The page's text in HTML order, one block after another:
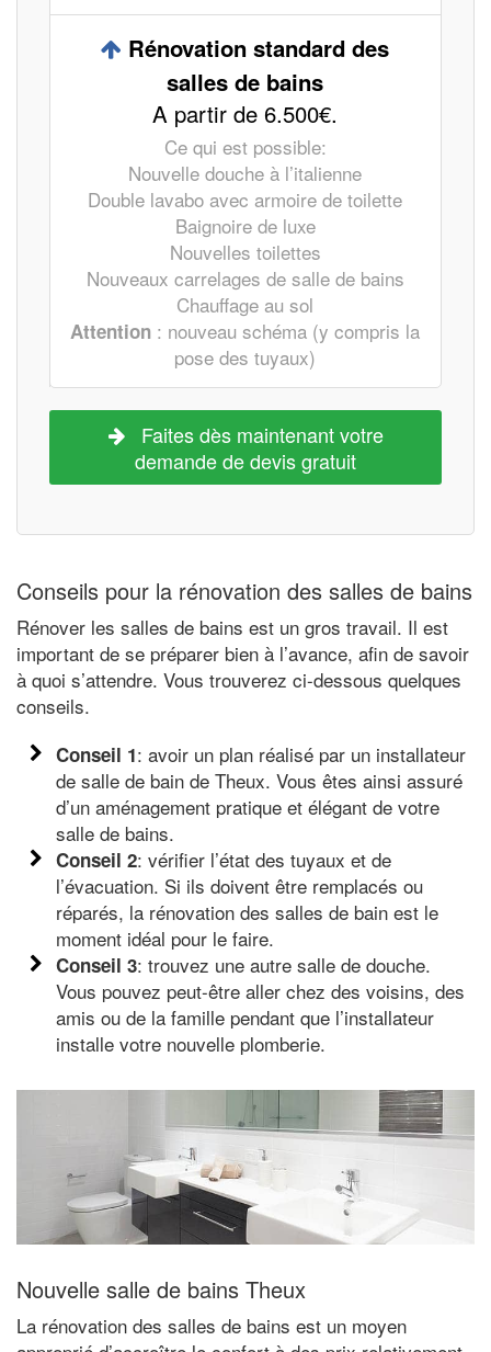
Rénovation standard des
salles de bains
A partir de 6.500€.
Ce qui est possible:
Nouvelle douche à l’italienne
Double lavabo avec armoire de toilette
Baignoire de luxe
Nouvelles toilettes
Nouveaux carrelages de salle de bains
Chauffage au sol
Attention : nouveau schéma (y compris la
pose des tuyaux)
Faites dès maintenant votre
demande de devis gratuit
Conseils pour la rénovation des salles de bains
Rénover les salles de bains est un gros travail. Il est
important de se préparer bien à l’avance, afin de savoir
à quoi s’attendre. Vous trouverez ci-dessous quelques
conseils.
Conseil 1: avoir un plan réalisé par un installateur
de salle de bain de Theux. Vous êtes ainsi assuré
d’un aménagement pratique et élégant de votre
salle de bains.
Conseil 2: vérifier l’état des tuyaux et de
l’évacuation. Si ils doivent être remplacés ou
réparés, la rénovation des salles de bain est le
moment idéal pour le faire.
Conseil 3: trouvez une autre salle de douche.
Vous pouvez peut-être aller chez des voisins, des
amis ou de la famille pendant que l’installateur
installe votre nouvelle plomberie.
Nouvelle salle de bains Theux
La rénovation des salles de bains est un moyen